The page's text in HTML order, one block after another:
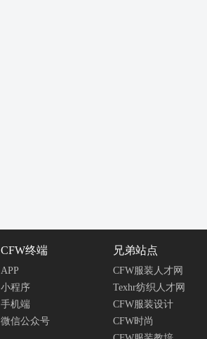
CFW终端
APP
小程序
手机端
微信公众号
兄弟站点
CFW服装人才网
Texhr纺织人才网
CFW服装设计
CFW时尚